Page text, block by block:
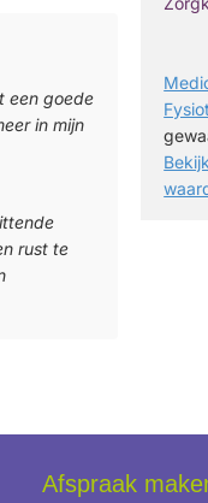
een goede
in mijn
rust te
Afspraak